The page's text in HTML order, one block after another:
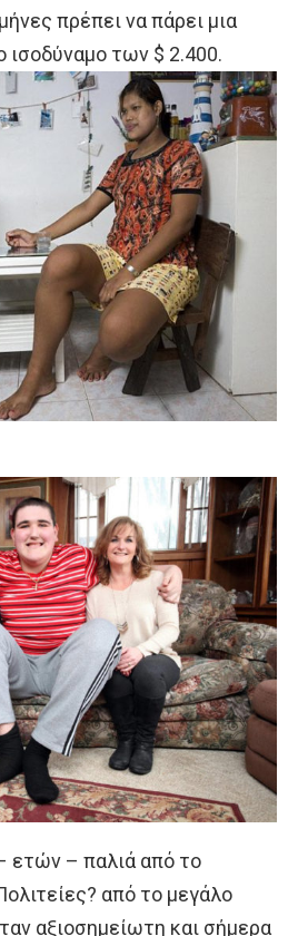
πρέπει να πάρει μια
ισοδύναμο των $ 2.400.
ετών – παλιά από το
από το μεγάλο
αξιοσημείωτη και σήμερα